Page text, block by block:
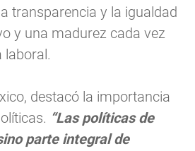
transparencia y la igualdad
y una madurez cada vez
laboral.
destacó la importancia
“Las políticas de
parte integral de